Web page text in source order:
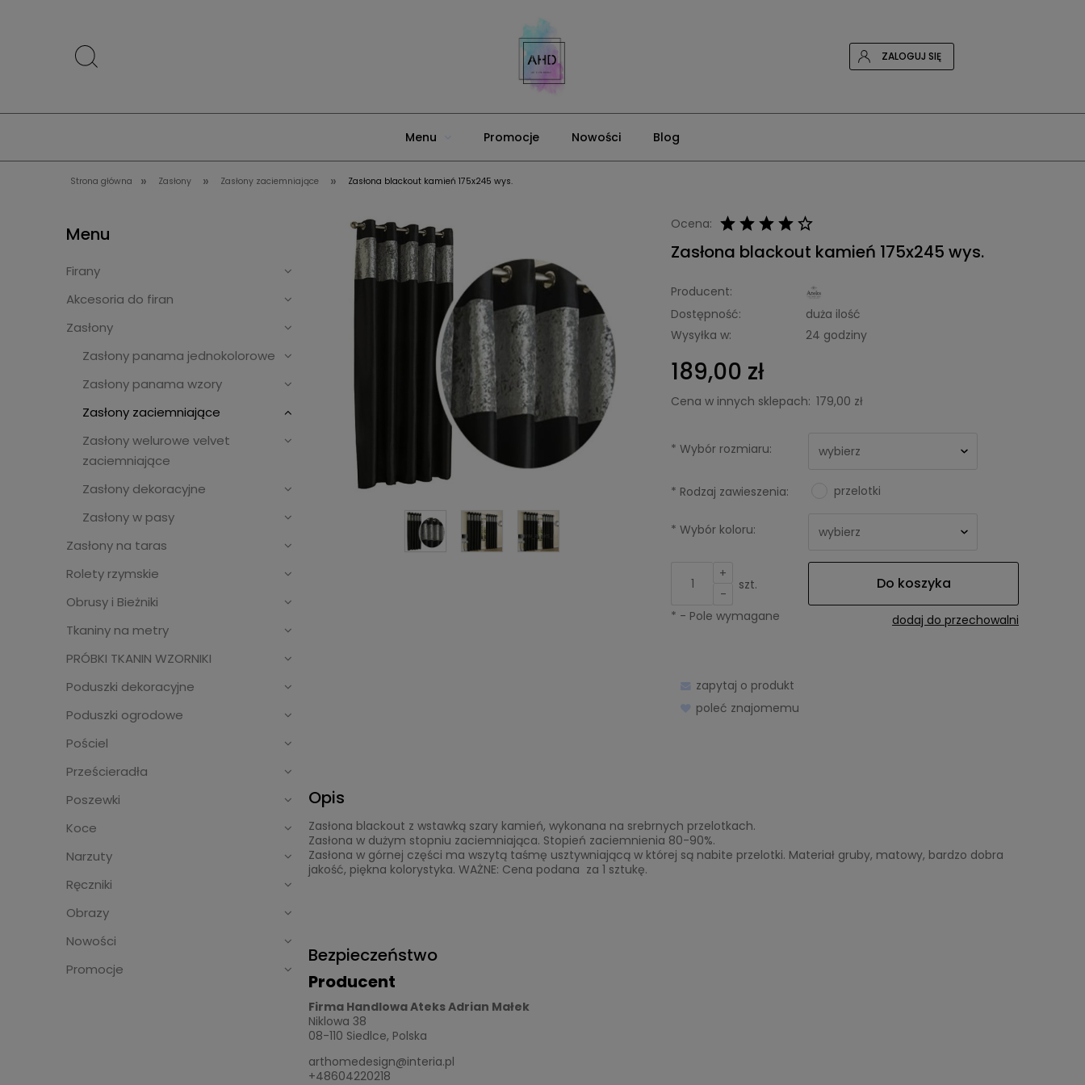
ZALOGUJ SIĘ
Menu Promocje Nowości Blog
Strona główna » Zasłony » Zasłony zaciemniające » Zasłona blackout kamień 175x245 wys.
Menu
Firany
Akcesoria do firan
Zasłony
Zasłony panama jednokolorowe
Zasłony panama wzory
Zasłony zaciemniające
Zasłony welurowe velvet
zaciemniające
Zasłony dekoracyjne
Zasłony w pasy
Zasłony na taras
Rolety rzymskie
Obrusy i Bieżniki
Tkaniny na metry
PRÓBKI TKANIN WZORNIKI
Poduszki dekoracyjne
Poduszki ogrodowe
Pościel
Prześcieradła
Poszewki
Koce
Narzuty
Ręczniki
Obrazy
Nowości
Promocje
Ocena:
Zasłona blackout kamień 175x245 wys.
Producent:
Dostępność:
duża ilość
Wysyłka w:
24 godziny
189,00 zł
Cena w innych sklepach: 179,00 zł
* Wybór rozmiaru:
* Rodzaj zawieszenia: przelotki
* Wybór koloru:
+
-
szt. Do koszyka
dodaj do przechowalni
* - Pole wymagane
zapytaj o produkt
poleć znajomemu
Opis
Zasłona blackout z wstawką szary kamień, wykonana na srebrnych przelotkach.
Zasłona w dużym stopniu zaciemniająca. Stopień zaciemnienia 80-90%.
Zasłona w górnej części ma wszytą taśmę usztywniającą w której są nabite przelotki. Materiał gruby, matowy, bardzo dobra
jakość, piękna kolorystyka. WAŻNE: Cena podana za 1 sztukę.
Bezpieczeństwo
Producent
Firma Handlowa Ateks Adrian Małek
Niklowa 38
08-110 Siedlce, Polska
arthomedesign@interia.pl
+48604220218